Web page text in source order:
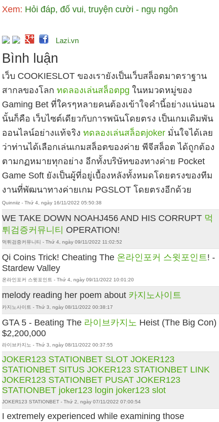
Xem: Hỏi đáp, đố vui, truyện cười - ngụ ngôn
Lazi.vn
Bình luận
เว็บ COOKIESLOT ของเรายังเป็นเว็บสล็อตมาตราฐาน
สากลของโลกทดลองเล่นสล็อตpg ในหมวดหมู่ของ
Gaming Bet ที่ใครๆหลายคนต้องเข้าใจคำนี้อย่างแน่นอน
นั้นก็คือ เว็บไซต์เดียวกับการพนันโดยตรง เป็นเกมเดิมพัน
ออนไลน์อย่างแท้จริงทดลองเล่นสล็อตjoker มั่นใจได้เลย
ว่าท่านได้เลือกเล่นเกมสล็อตของค่าย พีจีสล็อต ได้ถูกต้อง
ตามกฏหมายทุกอย่าง อีกทั้งบริษัทของทางค่าย Pocket
Game Soft ยังเป็นผู้ที่อยู่เบื้องหลังทั้งหมดโดยตรงของทีม
งานที่พัฒนาทางค่ายเกม PGSLOT โดยตรงอีกด้วย
Quinniiz - Thứ 4, ngày 16/11/2022 05:50:38
WE TAKE DOWN NOAHJ456 AND HIS CORRUPT 먹
튀검증커뮤니티 OPERATION!
먹튀검증커뮤니티 - Thứ 4, ngày 09/11/2022 11:02:52
Qi Coins Trick! Cheating The 온라인포커 스윗포인트! -
Stardew Valley
온라인포커 스윗포인트 - Thứ 4, ngày 09/11/2022 10:01:20
melody reading her poem about 카지노사이트
카지노사이트 - Thứ 3, ngày 08/11/2022 00:38:17
GTA 5 - Beating The 라이브카지노 Heist (The Big Con)
$2,200,000
라이브카지노 - Thứ 3, ngày 08/11/2022 00:37:55
JOKER123 STATIONBET SLOT JOKER123
STATIONBET SITUS JOKER123 STATIONBET LINK
JOKER123 STATIONBET PUSAT JOKER123
STATIONBET joker123 login joker123 slot
JOKER123 STATIONBET - Thứ 2, ngày 07/11/2022 07:00:54
I extremely experienced while examining those